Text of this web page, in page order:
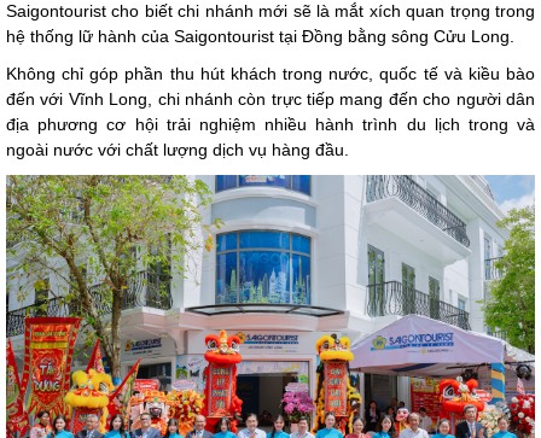
Saigontourist cho biết chi nhánh mới sẽ là mắt xích quan trọng trong
hệ thống lữ hành của Saigontourist tại Đồng bằng sông Cửu Long.
Không chỉ góp phần thu hút khách trong nước, quốc tế và kiều bào
đến với Vĩnh Long, chi nhánh còn trực tiếp mang đến cho người dân
địa phương cơ hội trải nghiệm nhiều hành trình du lịch trong và
ngoài nước với chất lượng dịch vụ hàng đầu.